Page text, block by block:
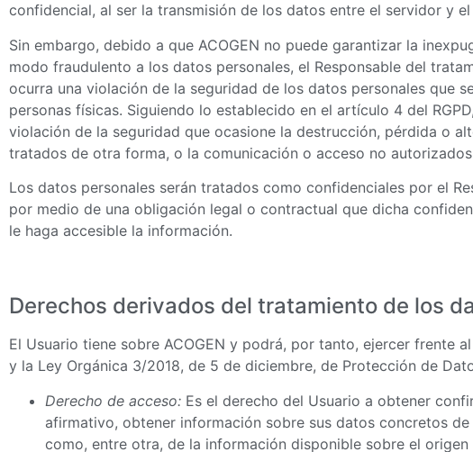
confidencial, al ser la transmisión de los datos entre el servidor y
Sin embargo, debido a que ACOGEN no puede garantizar la
modo fraudulento a los datos personales, el Responsable del
ocurra una violación de la seguridad de los datos personales que
personas físicas. Siguiendo lo establecido en el artículo 4 del
violación de la seguridad que ocasione la destrucción, pérdida o
tratados de otra forma, o la comunicación o acceso no
Los datos personales serán tratados como confidenciales por el
por medio de una obligación legal o contractual que dicha
le haga accesible la información.
Derechos derivados del tratamiento de los
El Usuario tiene sobre ACOGEN y podrá, por tanto, ejercer frente
y la Ley Orgánica 3/2018, de 5 de diciembre, de Protección de
Derecho de acceso: Es el derecho del Usuario a obtener
afirmativo, obtener información sobre sus datos concretos
como, entre otra, de la información disponible sobre el